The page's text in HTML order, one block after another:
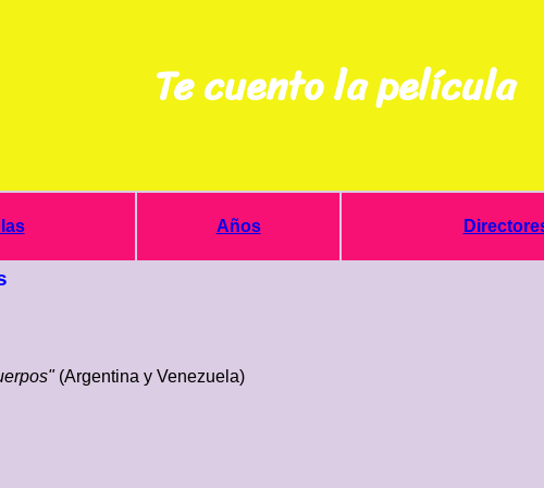
Te cuento la película
Años
(Argentina y Venezuela)